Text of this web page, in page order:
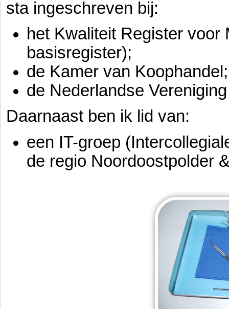
sta ingeschreven bij:
het Kwaliteit Register
basisregister);
de Kamer van Koophandel;
de Nederlandse
Daarnaast ben ik lid van:
een IT-groep
de regio Noordoostpolder